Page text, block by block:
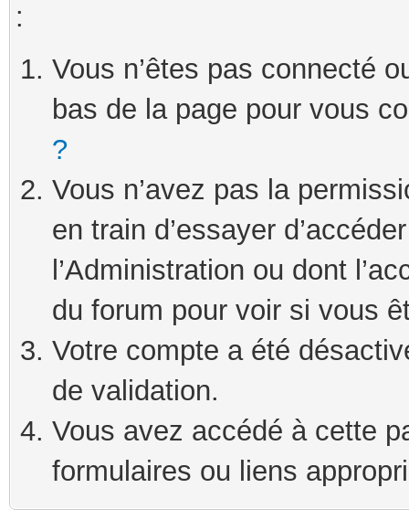
:
Vous n’êtes pas connecté
bas de la page pour vous
?
Vous n’avez pas la
en train d’essayer
l’Administration ou dont
du forum pour voir si vous
Votre compte a été
de validation.
Vous avez accédé à cette
formulaires ou liens